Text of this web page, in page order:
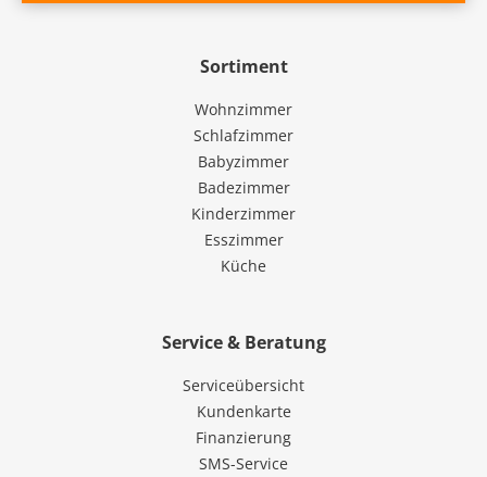
Sortiment
Wohnzimmer
Schlafzimmer
Babyzimmer
Badezimmer
Kinderzimmer
Esszimmer
Küche
Service & Beratung
Serviceübersicht
Kundenkarte
Finanzierung
SMS-Service